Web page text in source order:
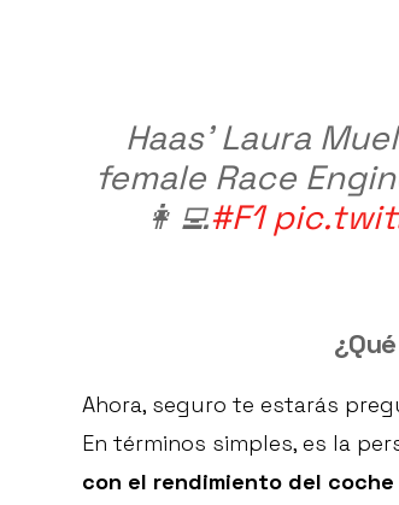
Haas' Laura
female Race
👩‍💻#F1
Ahora, seguro te estarás
En términos simples, es la
con el rendimiento del